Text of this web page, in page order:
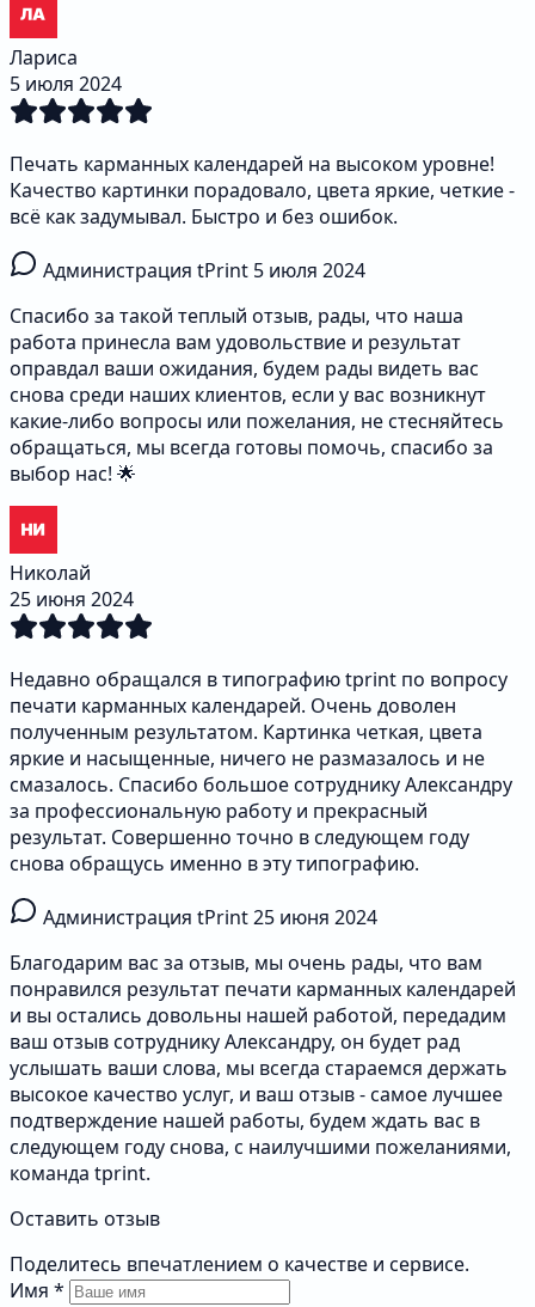
Лариса
5 июля 2024
Печать карманных календарей на высоком уровне!
Качество картинки порадовало, цвета яркие, четкие -
всё как задумывал. Быстро и без ошибок.
Администрация tPrint 5 июля 2024
Спасибо за такой теплый отзыв, рады, что наша
работа принесла вам удовольствие и результат
оправдал ваши ожидания, будем рады видеть вас
снова среди наших клиентов, если у вас возникнут
какие-либо вопросы или пожелания, не стесняйтесь
обращаться, мы всегда готовы помочь, спасибо за
выбор нас! 🌟
Николай
25 июня 2024
Недавно обращался в типографию tprint по вопросу
печати карманных календарей. Очень доволен
полученным результатом. Картинка четкая, цвета
яркие и насыщенные, ничего не размазалось и не
смазалось. Спасибо большое сотруднику Александру
за профессиональную работу и прекрасный
результат. Совершенно точно в следующем году
снова обращусь именно в эту типографию.
Администрация tPrint25 июня 2024
Благодарим вас за отзыв, мы очень рады, что вам
понравился результат печати карманных календарей
и вы остались довольны нашей работой, передадим
ваш отзыв сотруднику Александру, он будет рад
услышать ваши слова, мы всегда стараемся держать
высокое качество услуг, и ваш отзыв - самое лучшее
подтверждение нашей работы, будем ждать вас в
следующем году снова, с наилучшими пожеланиями,
команда tprint.
Оставить отзыв
Поделитесь впечатлением о качестве и сервисе.
Имя *